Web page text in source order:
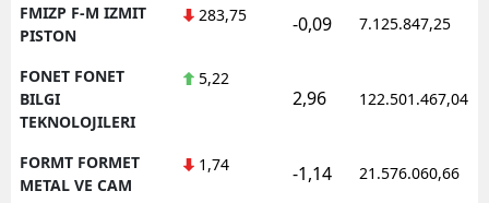
FMIZP F-M IZMIT
PISTON
283,75 -0,09 7.125.847,25
FONET FONET
BILGI
TEKNOLOJILERI
5,22
2,96 122.501.467,04
FORMT FORMET
METAL VE CAM
1,74 -1,14 21.576.060,66